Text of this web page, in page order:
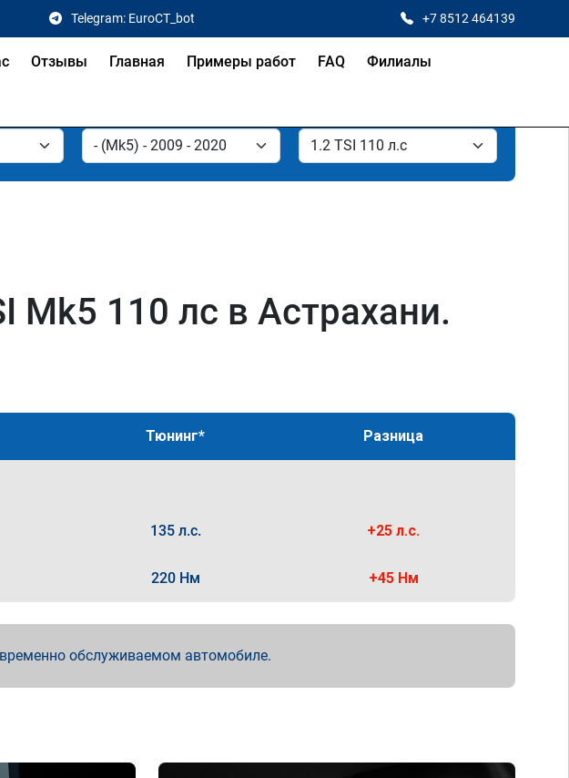
Telegram: EuroCT_bot +7 8512 464139
Отзывы Главная Примеры работ FAQ Филиалы
Mk5 110 лс в Астрахани.
Тюнинг* Разница
135 л.с. +25 л.с.
220 Нм +45 Нм
обслуживаемом автомобиле.